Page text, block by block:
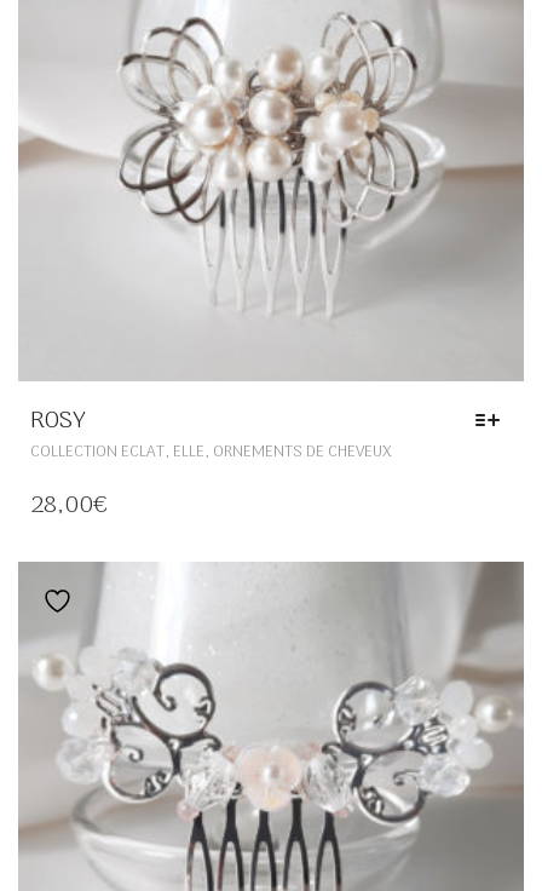
LA
PAGE
DU
PRODUIT
ROSY
COLLECTION ECLAT, ELLE, ORNEMENTS DE CHEVEUX
LES
CHOISIES
SUR
LA
PAGE
DU
PRODUIT
28,00€
Ajouter à la liste de souhaits